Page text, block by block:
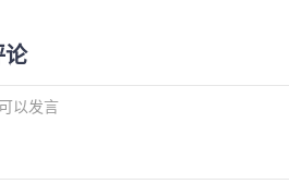
以发言